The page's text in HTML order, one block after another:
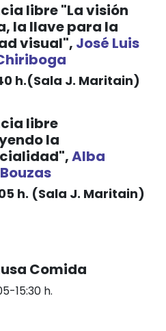
libre "La visión
la llave para la
visual", José Luis
h.(Sala J. Maritain)
libre
la
Alba
h. (Sala J. Maritain)
Comida
15:30 h.